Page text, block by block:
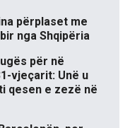
përplaset me
nga Shqipëria
për në
vjeçarit: Unë u
qesen e zezë në